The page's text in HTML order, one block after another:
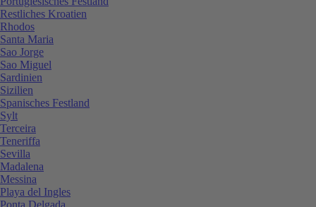
Restliches Kroatien
Rhodos
Santa Maria
Sao Jorge
Sao Miguel
Sardinien
Sizilien
Spanisches Festland
Sylt
Terceira
Teneriffa
Sevilla
Madalena
Messina
Playa del Ingles
Ponta Delgada